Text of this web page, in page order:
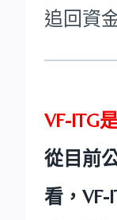
追回資
VF-ITG
從目前
看，VF-